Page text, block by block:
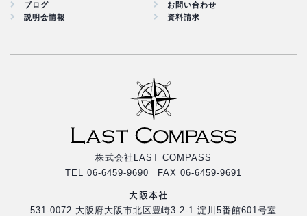
ブログ
説明会情報
お問い合わせ
資料請求
株式会社LAST COMPASS
TEL 06-6459-9690 FAX 06-6459-9691
大阪本社
531-0072 大阪府大阪市北区豊崎3-2-1 淀川5番館601号室